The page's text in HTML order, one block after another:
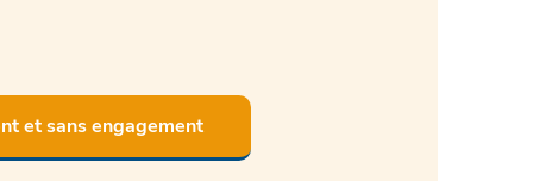
et sans engagement